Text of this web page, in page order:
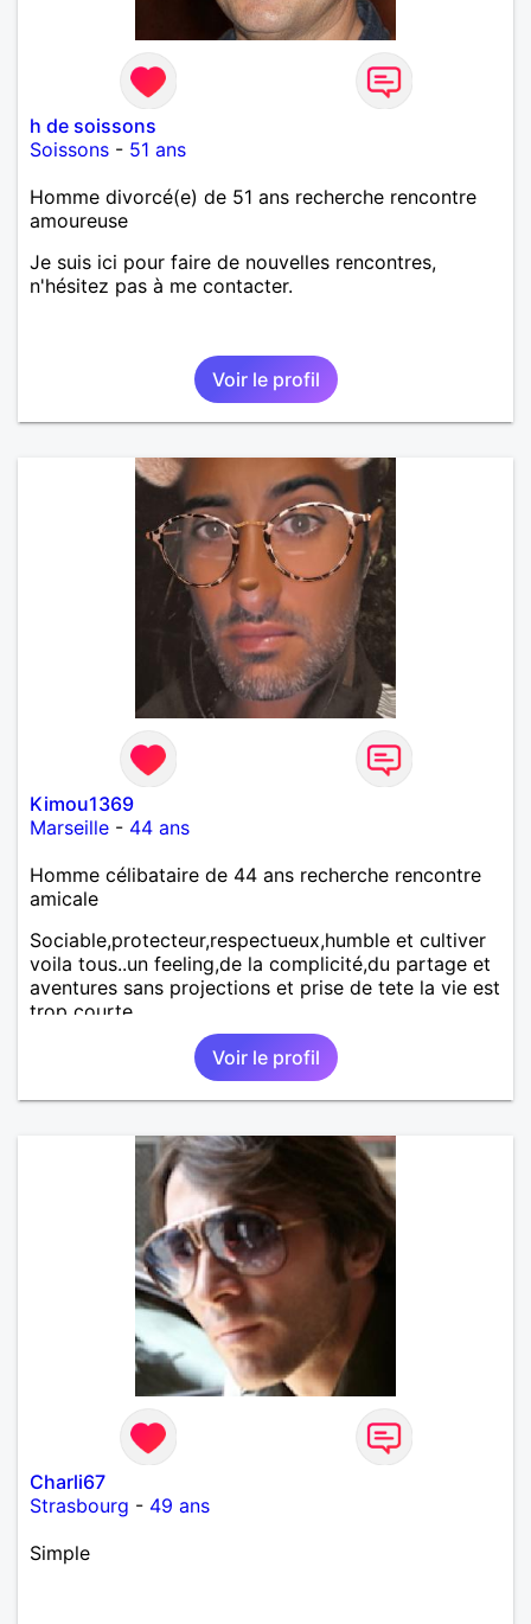
h de soissons
Soissons - 51 ans
Homme divorcé(e) de 51 ans recherche rencontre
amoureuse
Je suis ici pour faire de nouvelles rencontres,
n'hésitez pas à me contacter.
Voir le profil
Kimou1369
Marseille - 44 ans
Homme célibataire de 44 ans recherche rencontre
amicale
Sociable,protecteur,respectueux,humble et cultiver
voila tous..un feeling,de la complicité,du partage et
aventures sans projections et prise de tete la vie est
trop courte
Voir le profil
Charli67
Strasbourg - 49 ans
Simple